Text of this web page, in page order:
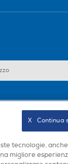
tecnologie,
migliore
X   Continua